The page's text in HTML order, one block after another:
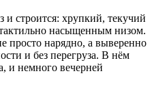
и строится: хрупкий, текучий
насыщенным низом.
просто нарядно, а выверенно
и без перегруза. В нём
и немного вечерней